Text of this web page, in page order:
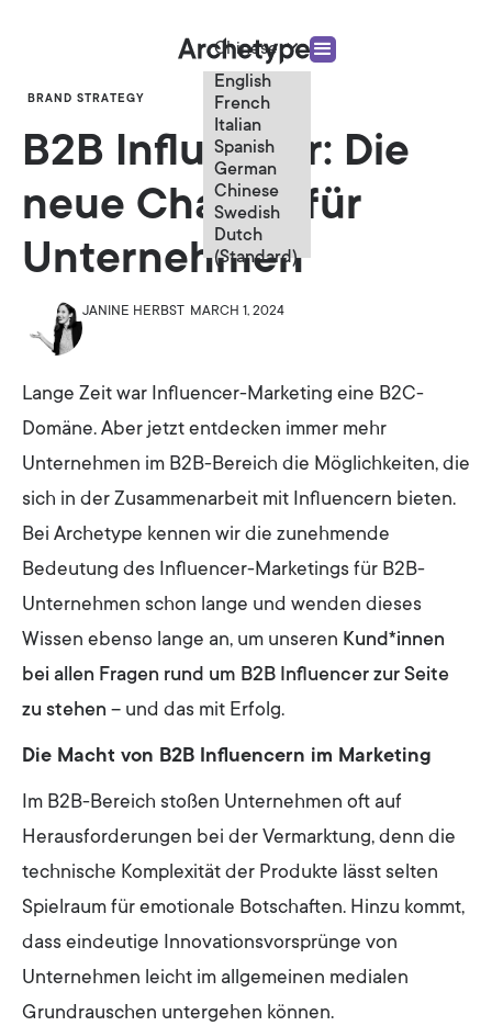
Chinese
English
French
Italian
Spanish
German
Chinese
Swedish
Dutch
(Standard)
BRAND STRATEGY
B2B Influencer: Die
neue Chance für
Unternehmen
JANINE HERBST MARCH 1, 2024
Lange Zeit war Influencer-Marketing eine B2C-
Domäne. Aber jetzt entdecken immer mehr
Unternehmen im B2B-Bereich die Möglichkeiten, die
sich in der Zusammenarbeit mit Influencern bieten.
Bei Archetype kennen wir die zunehmende
Bedeutung des Influencer-Marketings für B2B-
Unternehmen schon lange und wenden dieses
Wissen ebenso lange an, um unseren Kund*innen
bei allen Fragen rund um B2B Influencer zur Seite
zu stehen – und das mit Erfolg.
Die Macht von B2B Influencern im Marketing
Im B2B-Bereich stoßen Unternehmen oft auf
Herausforderungen bei der Vermarktung, denn die
technische Komplexität der Produkte lässt selten
Spielraum für emotionale Botschaften. Hinzu kommt,
dass eindeutige Innovationsvorsprünge von
Unternehmen leicht im allgemeinen medialen
Grundrauschen untergehen können.